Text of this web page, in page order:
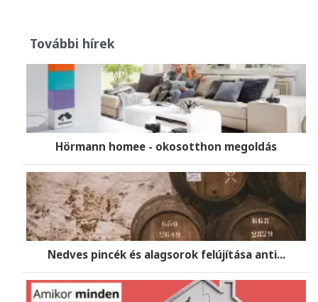
További hírek
Hörmann homee - okosotthon megoldás
Nedves pincék és alagsorok felújítása anti...